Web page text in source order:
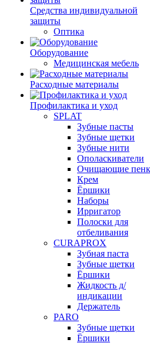
Средства индивидуальной
защиты
Оптика
Оборудование
Медицинская мебель
Расходные материалы
Профилактика и уход
SPLAT
Зубные пасты
Зубные щетки
Зубные нити
Ополаскиватели
Очищающие
Крем
Ёршики
Наборы
Ирригатор
Полоски для
отбеливания
CURAPROX
Зубная паста
Зубные щетки
Ёршики
Жидкость д/
индикации
Держатель
PARO
Зубные щетки
Ёршики